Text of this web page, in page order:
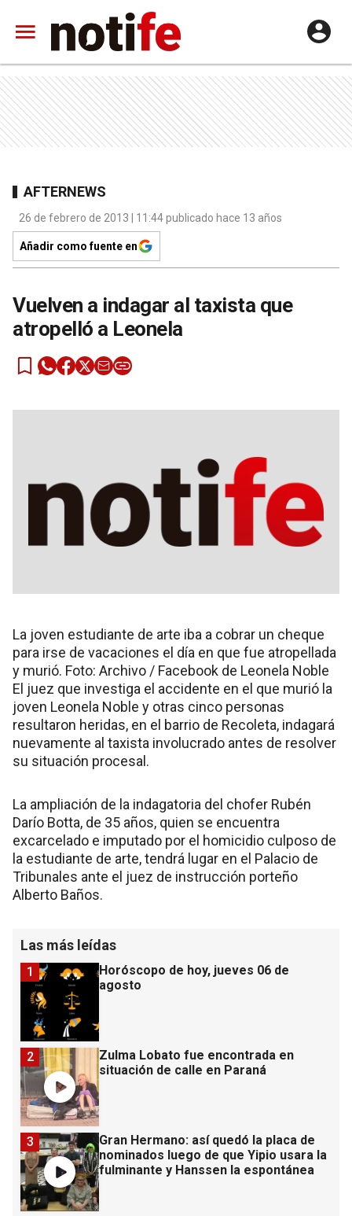
AFTERNEWS
26 de febrero de 2013 | 11:44 publicado hace 13 años
Añadir como fuente en
Vuelven a indagar al taxista que
atropelló a Leonela
La joven estudiante de arte iba a cobrar un cheque
para irse de vacaciones el día en que fue atropellada
y murió. Foto: Archivo / Facebook de Leonela Noble
El juez que investiga el accidente en el que murió la
joven Leonela Noble y otras cinco personas
resultaron heridas, en el barrio de Recoleta, indagará
nuevamente al taxista involucrado antes de resolver
su situación procesal.
La ampliación de la indagatoria del chofer Rubén
Darío Botta, de 35 años, quien se encuentra
excarcelado e imputado por el homicidio culposo de
la estudiante de arte, tendrá lugar en el Palacio de
Tribunales ante el juez de instrucción porteño
Alberto Baños.
Las más leídas
Horóscopo de hoy, jueves 06 de
agosto
1
Zulma Lobato fue encontrada en
situación de calle en Paraná
2
Gran Hermano: así quedó la placa de
nominados luego de que Yipio usara la
fulminante y Hanssen la espontánea
3